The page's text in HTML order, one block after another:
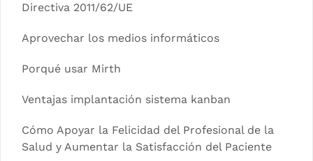
Directiva 2011/62/UE
Aprovechar los medios informáticos
Porqué usar Mirth
Ventajas implantación sistema kanban
Cómo Apoyar la Felicidad del Profesional de la
Salud y Aumentar la Satisfacción del Paciente